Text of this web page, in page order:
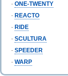
- ONE-TWENTY
- REACTO
- RIDE
- SCULTURA
- SPEEDER
- WARP